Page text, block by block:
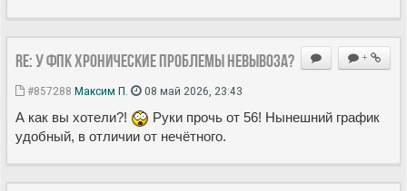
+
Re: У ФПК хронические проблемы невывоза?
#857288 Максим П. 08 май 2026, 23:43
А как вы хотели?!
Руки прочь от 56! Нынешний график
удобный, в отличии от нечëтного.